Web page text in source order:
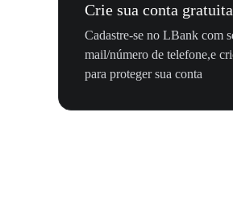
Crie sua conta
Cadastre-se no LBank com
mail/número de telefone,e
para proteger sua conta